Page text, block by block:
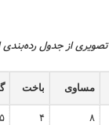
تصویری از جدول رده‌بندی
مساوی باخت
۸ ۴